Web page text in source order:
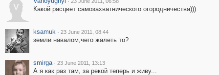
V Какой расцвет самозахватнического огородничества)))
ksamuk · 23 June 2011, 08:44
земли навалом,чего жалеть то?
smirga · 23 June 2011, 13:13
А я как раз там, за рекой теперь и живу...